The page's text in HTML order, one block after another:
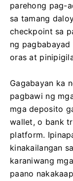
parehong pag-
sa tamang
checkpoint sa
ng
oras at
Gagabayan ka
pagbawi ng
mga deposito
wallet, o bank
platform.
kinakailangan
karaniwang
paano